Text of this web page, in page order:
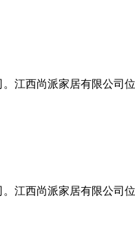
江西尚派家居有限公司
江西尚派家居有限公司